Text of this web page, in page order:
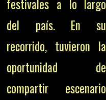
festivales a lo largo
del país. En su
recorrido, tuvieron la
oportunidad de
compartir escenario